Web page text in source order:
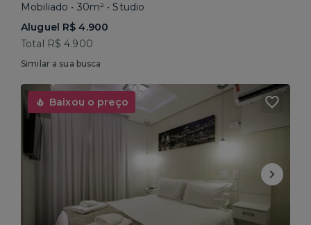
Mobiliado • 30m² • Studio
Aluguel R$ 4.900
Total R$ 4.900
Similar a sua busca
Baixou o preço